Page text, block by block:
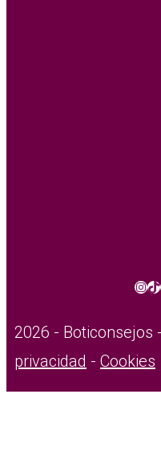
2026 - Boticonsejos -
privacidad - Cookies